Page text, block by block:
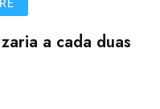
a cada duas